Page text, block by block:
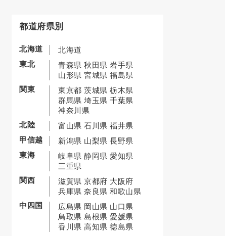
都道府県別
北海道
北海道
東北
青森県 秋田県 岩手県
山形県 宮城県 福島県
関東
東京都 茨城県 栃木県
群馬県 埼玉県 千葉県
神奈川県
北陸
富山県 石川県 福井県
甲信越
新潟県 山梨県 長野県
東海
岐阜県 静岡県 愛知県
三重県
関西
滋賀県 京都府 大阪府
兵庫県 奈良県 和歌山県
中四国
広島県 岡山県 山口県
鳥取県 島根県 愛媛県
香川県 高知県 徳島県